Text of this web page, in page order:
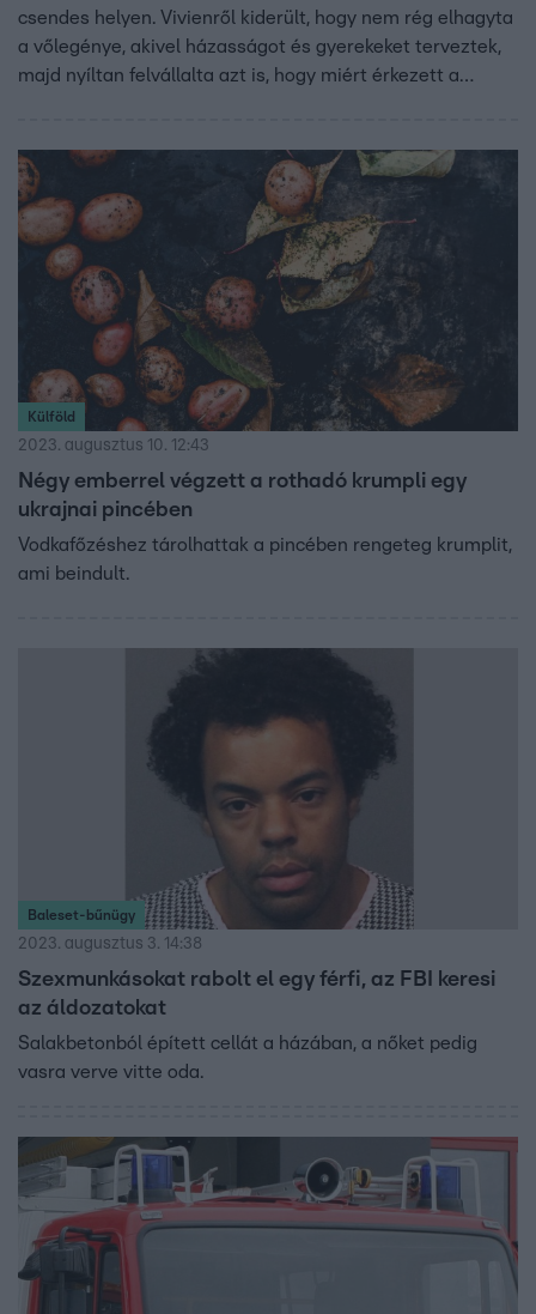
csendes helyen. Vivienről kiderült, hogy nem rég elhagyta
a vőlegénye, akivel házasságot és gyerekeket terveztek,
majd nyíltan felvállalta azt is, hogy miért érkezett a
Külföld
2023. augusztus 10. 12:43
Négy emberrel végzett a rothadó krumpli egy
ukrajnai pincében
Vodkafőzéshez tárolhattak a pincében rengeteg krumplit,
ami beindult.
Baleset-bűnügy
2023. augusztus 3. 14:38
Szexmunkásokat rabolt el egy férfi, az FBI keresi
az áldozatokat
Salakbetonból épített cellát a házában, a nőket pedig
vasra verve vitte oda.